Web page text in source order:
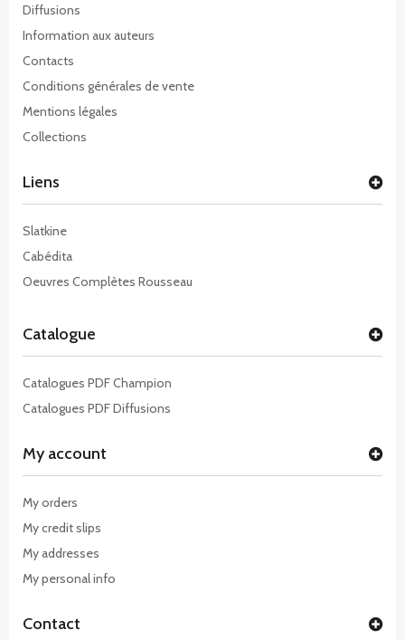
Diffusions
Information aux auteurs
Contacts
Conditions générales de vente
Mentions légales
Collections
Liens
Slatkine
Cabédita
Oeuvres Complètes Rousseau
Catalogue
Catalogues PDF Champion
Catalogues PDF Diffusions
My account
My orders
My credit slips
My addresses
My personal info
Contact